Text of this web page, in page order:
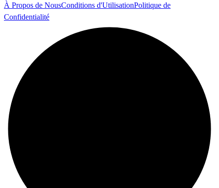
À Propos de NousConditions d'UtilisationPolitique de
Confidentialité